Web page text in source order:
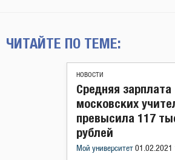
ЧИТАЙТЕ ПО ТЕМЕ:
НОВОСТИ
Средняя зарплата
московских
превысила 117
рублей
Мой университет 01.02.2021